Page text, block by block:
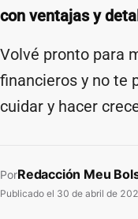
con ventajas y
Volvé pronto para
financieros y no te
cuidar y hacer
PorRedacción Meu
Publicado el 30 de abril de